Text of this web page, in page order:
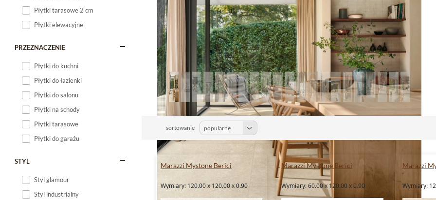
Płytki tarasowe 2 cm
Płytki elewacyjne
PRZEZNACZENIE
Płytki do kuchni
Płytki do łazienki
Płytki do salonu
Płytki na schody
Płytki tarasowe
Płytki do garażu
STYL
Styl glamour
Styl industrialny
sortowanie
Marazzi Mystone Berici
Wymiary: 120.00 x 120.00 x 0.90
Marazzi Mystone Berici
Wymiary: 60.00 x 120.00 x 0.90
Marazzi
Wymiary: